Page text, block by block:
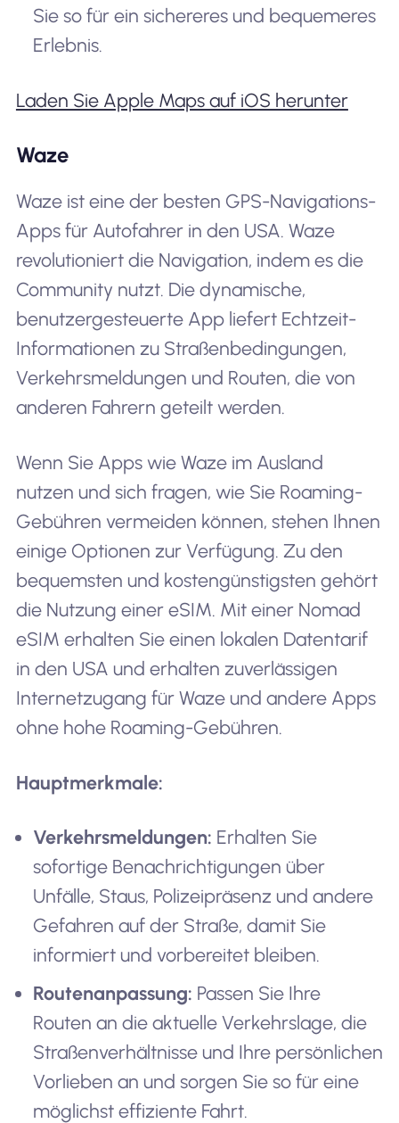
Sie so für ein sichereres und bequemeres
Erlebnis.
Laden Sie Apple Maps auf iOS herunter
Waze
Waze ist eine der besten GPS-Navigations-
Apps für Autofahrer in den USA. Waze
revolutioniert die Navigation, indem es die
Community nutzt. Die dynamische,
benutzergesteuerte App liefert Echtzeit-
Informationen zu Straßenbedingungen,
Verkehrsmeldungen und Routen, die von
anderen Fahrern geteilt werden.
Wenn Sie Apps wie Waze im Ausland
nutzen und sich fragen, wie Sie Roaming-
Gebühren vermeiden können, stehen Ihnen
einige Optionen zur Verfügung. Zu den
bequemsten und kostengünstigsten gehört
die Nutzung einer eSIM. Mit einer Nomad
eSIM erhalten Sie einen lokalen Datentarif
in den USA und erhalten zuverlässigen
Internetzugang für Waze und andere Apps
ohne hohe Roaming-Gebühren.
Hauptmerkmale:
Verkehrsmeldungen: Erhalten Sie
sofortige Benachrichtigungen über
Unfälle, Staus, Polizeipräsenz und andere
Gefahren auf der Straße, damit Sie
informiert und vorbereitet bleiben.
Routenanpassung: Passen Sie Ihre
Routen an die aktuelle Verkehrslage, die
Straßenverhältnisse und Ihre persönlichen
Vorlieben an und sorgen Sie so für eine
möglichst effiziente Fahrt.